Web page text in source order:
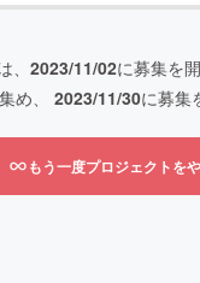
2023/11/02に募集を
め、 2023/11/30に募集
もう一度プロジェクトを